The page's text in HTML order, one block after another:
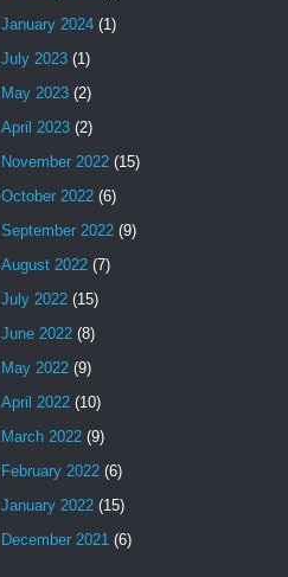
January 2024 (1)
July 2023 (1)
May 2023 (2)
April 2023 (2)
November 2022 (15)
October 2022 (6)
September 2022 (9)
August 2022 (7)
July 2022 (15)
June 2022 (8)
May 2022 (9)
April 2022 (10)
March 2022 (9)
February 2022 (6)
January 2022 (15)
December 2021 (6)